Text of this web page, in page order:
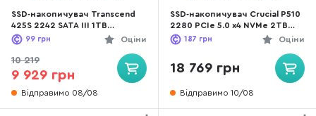
SSD-накопичувач Transcend
425S 2242 SATA III 1TB
(TS1TMTS425S)
Оціни
99 грн
10 219
9 929 грн
Відправимо 08/08
SSD-накопичувач Crucial P510
2280 PCIe 5.0 x4 NVMe 2TB
(CT2000P510SSD8)
Оціни
187 грн
18 769 грн
Відправимо 10/08